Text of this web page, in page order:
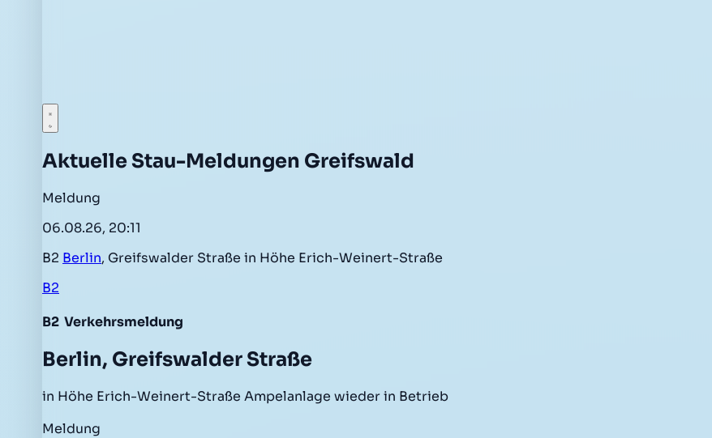
Aktuelle Stau-Meldungen Greifswald
Meldung
06.08.26, 20:11
B2 Berlin, Greifswalder Straße in Höhe Erich-Weinert-Straße
B2
B2 Verkehrsmeldung
Berlin, Greifswalder Straße
in Höhe Erich-Weinert-Straße Ampelanlage wieder in Betrieb
Meldung